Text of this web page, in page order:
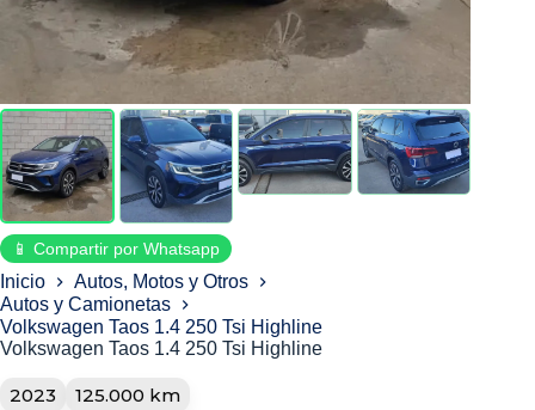
📱 Compartir por Whatsapp
Inicio
Autos, Motos y Otros
Autos y Camionetas
Volkswagen Taos 1.4 250 Tsi Highline
Volkswagen Taos 1.4 250 Tsi Highline
2023 125.000 km